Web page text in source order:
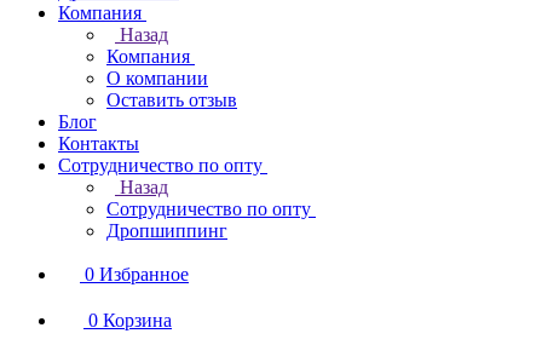
Компания
Назад
Компания
О компании
Оставить отзыв
Блог
Контакты
Сотрудничество по опту
Назад
Сотрудничество по опту
Дропшиппинг
0 Избранное
0 Корзина